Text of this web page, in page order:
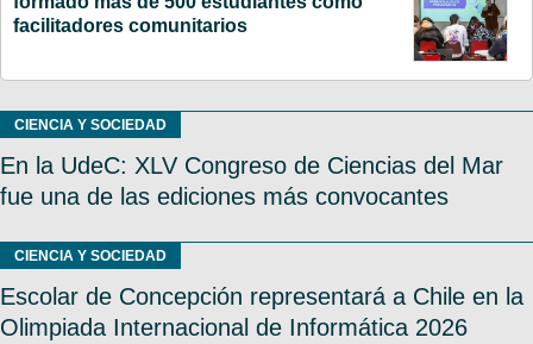
facilitadores comunitarios
CIENCIA Y SOCIEDAD
En la UdeC: XLV Congreso de Ciencias del Mar
fue una de las ediciones más convocantes
CIENCIA Y SOCIEDAD
Escolar de Concepción representará a Chile en la
Olimpiada Internacional de Informática 2026